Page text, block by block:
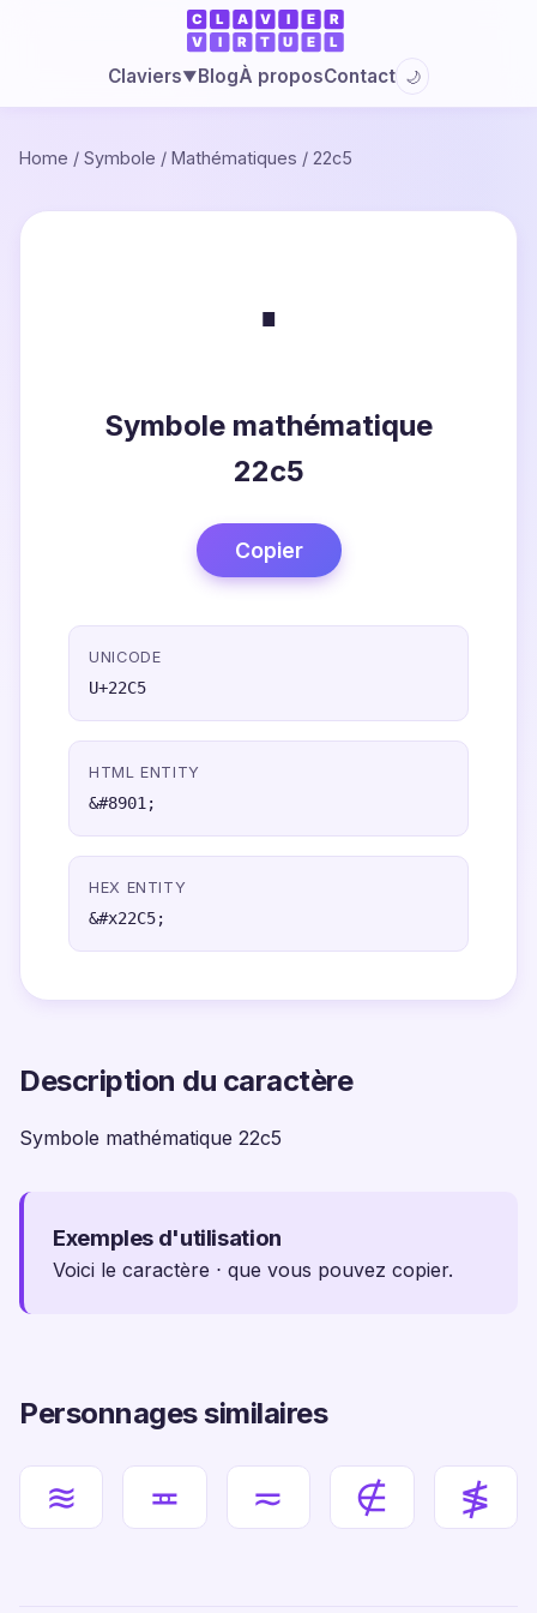
Claviers▼BlogÀ proposContact 🌙
Home / Symbole / Mathématiques / 22c5
⋅
Symbole mathématique
22c5
Copier
UNICODE
U+22C5
HTML ENTITY
&#8901;
HEX ENTITY
&#x22C5;
Description du caractère
Symbole mathématique 22c5
Exemples d'utilisation
Voici le caractère ⋅ que vous pouvez copier.
Personnages similaires
≋ ≖ ≂ ∉ ≸